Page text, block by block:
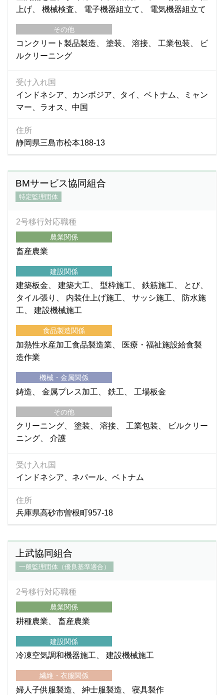
上げ
機械検査 電子機器組立て 電気機器組立て
その他
コンクリート製品製造 塗装 溶接 工業包装
ビ
ルクリーニング
受け入れ国
インドネシア、カンボジア、タイ、ベトナム、ミャン
マー、ラオス、中国
住所
静岡県三島市松本188-13
BMサービス協同組合
特定監理団体
2号移行対応職種
農業関係
畜産農業
建設関係
建築板金 建築大工 型枠施工 鉄筋施工
とび
タイル張り
内装仕上げ施工 サッシ施工
防水施
工
建設機械施工
食品製造関係
加熱性水産加工食品製造業
医療・福祉施設給食製
造作業
機械・金属関係
鋳造 金属プレス加工 鉄工 工場板金
その他
クリーニング 塗装 溶接 工業包装
ビルクリー
ニング
介護
受け入れ国
インドネシア、ネパール、ベトナム
住所
兵庫県高砂市曽根町957-18
上武協同組合
一般監理団体（優良基準適合）
2号移行対応職種
農業関係
耕種農業 畜産農業
建設関係
冷凍空気調和機器施工 建設機械施工
繊維・衣服関係
婦人子供服製造 紳士服製造 寝具製作